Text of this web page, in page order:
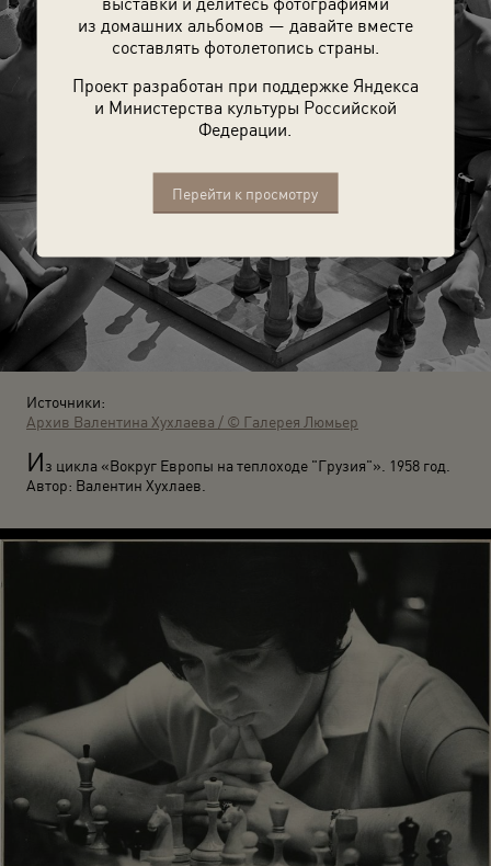
из домашних альбомов — давайте вместе
составлять фотолетопись страны.
Проект разработан при поддержке Яндекса
и Министерства культуры Российской
Федерации.
Перейти к просмотру
Источники:
Архив Валентина Хухлаева / © Галерея Люмьер
Из цикла «Вокруг Европы на теплоходе "Грузия"». 1958 год.
Автор: Валентин Хухлаев.